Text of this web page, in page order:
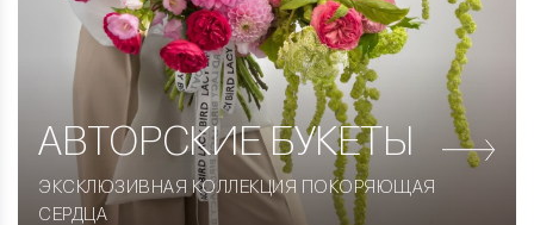
АВТОРСКИЕБУКЕТЫ
ЭКСКЛЮЗИВНАЯ КОЛЛЕКЦИЯ ПОКОРЯЮЩАЯ
СЕРДЦА